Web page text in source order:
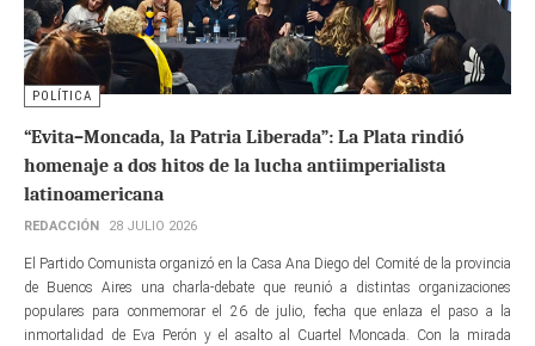
POLÍTICA
“Evita–Moncada, la Patria Liberada”: La Plata rindió
homenaje a dos hitos de la lucha antiimperialista
latinoamericana
REDACCIÓN 28 JULIO 2026
El Partido Comunista organizó en la Casa Ana Diego del Comité de la provincia
de Buenos Aires una charla-debate que reunió a distintas organizaciones
populares para conmemorar el 26 de julio, fecha que enlaza el paso a la
inmortalidad de Eva Perón y el asalto al Cuartel Moncada. Con la mirada